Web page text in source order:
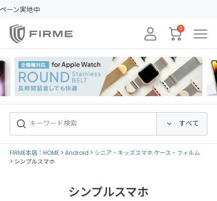
0
FIRME本店：HOME Android
シニア・キッズスマホ ケース・フィルム
シンプルスマホ
シンプルスマホ